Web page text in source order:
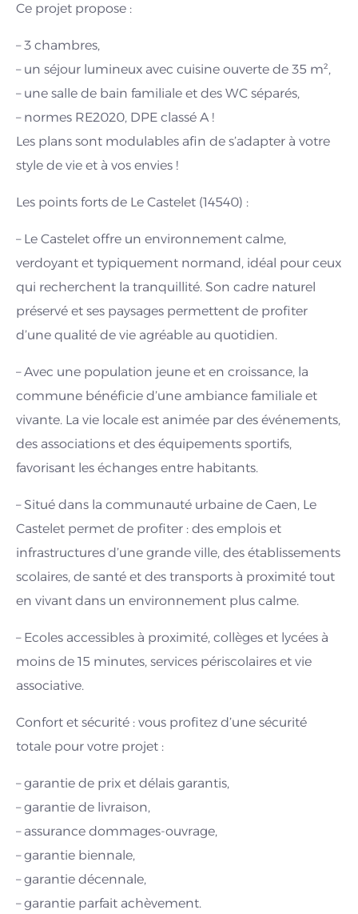
Ce projet propose :
– 3 chambres,
– un séjour lumineux avec cuisine ouverte de 35 m²,
– une salle de bain familiale et des WC séparés,
– normes RE2020, DPE classé A !
Les plans sont modulables afin de s’adapter à votre
style de vie et à vos envies !
Les points forts de Le Castelet (14540) :
– Le Castelet offre un environnement calme,
verdoyant et typiquement normand, idéal pour ceux
qui recherchent la tranquillité. Son cadre naturel
préservé et ses paysages permettent de profiter
d’une qualité de vie agréable au quotidien.
– Avec une population jeune et en croissance, la
commune bénéficie d’une ambiance familiale et
vivante. La vie locale est animée par des événements,
des associations et des équipements sportifs,
favorisant les échanges entre habitants.
– Situé dans la communauté urbaine de Caen, Le
Castelet permet de profiter : des emplois et
infrastructures d’une grande ville, des établissements
scolaires, de santé et des transports à proximité tout
en vivant dans un environnement plus calme.
– Ecoles accessibles à proximité, collèges et lycées à
moins de 15 minutes, services périscolaires et vie
associative.
Confort et sécurité : vous profitez d’une sécurité
totale pour votre projet :
– garantie de prix et délais garantis,
– garantie de livraison,
– assurance dommages-ouvrage,
– garantie biennale,
– garantie décennale,
– garantie parfait achèvement.